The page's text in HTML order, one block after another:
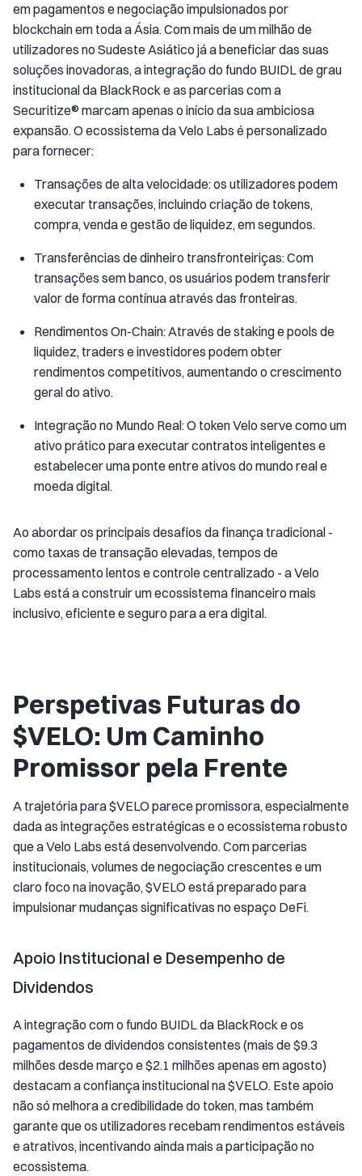
em pagamentos e negociação impulsionados por
blockchain em toda a Ásia. Com mais de um milhão de
utilizadores no Sudeste Asiático já a beneficiar das suas
soluções inovadoras, a integração do fundo BUIDL de grau
institucional da BlackRock e as parcerias com a
Securitize® marcam apenas o início da sua ambiciosa
expansão. O ecossistema da Velo Labs é personalizado
para fornecer:
Transações de alta velocidade: os utilizadores podem
executar transações, incluindo criação de tokens,
compra, venda e gestão de liquidez, em segundos.
Transferências de dinheiro transfronteiriças: Com
transações sem banco, os usuários podem transferir
valor de forma contínua através das fronteiras.
Rendimentos On-Chain: Através de staking e pools de
liquidez, traders e investidores podem obter
rendimentos competitivos, aumentando o crescimento
geral do ativo.
Integração no Mundo Real: O token Velo serve como um
ativo prático para executar contratos inteligentes e
estabelecer uma ponte entre ativos do mundo real e
moeda digital.
Ao abordar os principais desafios da finança tradicional -
como taxas de transação elevadas, tempos de
processamento lentos e controle centralizado - a Velo
Labs está a construir um ecossistema financeiro mais
inclusivo, eficiente e seguro para a era digital.
Perspetivas Futuras do
$VELO: Um Caminho
Promissor pela Frente
A trajetória para $VELO parece promissora, especialmente
dada as integrações estratégicas e o ecossistema robusto
que a Velo Labs está desenvolvendo. Com parcerias
institucionais, volumes de negociação crescentes e um
claro foco na inovação, $VELO está preparado para
impulsionar mudanças significativas no espaço DeFi.
Apoio Institucional e Desempenho de
Dividendos
A integração com o fundo BUIDL da BlackRock e os
pagamentos de dividendos consistentes (mais de $9.3
milhões desde março e $2.1 milhões apenas em agosto)
destacam a confiança institucional na $VELO. Este apoio
não só melhora a credibilidade do token, mas também
garante que os utilizadores recebam rendimentos estáveis
e atrativos, incentivando ainda mais a participação no
ecossistema.